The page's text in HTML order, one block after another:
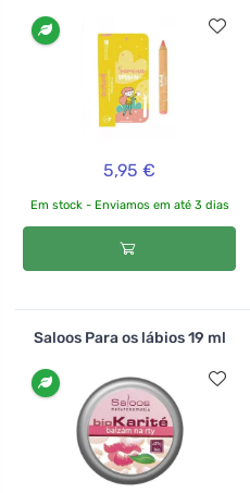
5,95 €
Em stock - Enviamos em até 3 dias
Saloos Para os lábios 19 ml